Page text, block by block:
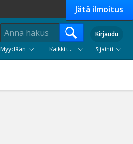
Jätä ilmoitus
Kirjaudu
Myydään
Kaikki tuoteryhmät Sijainti